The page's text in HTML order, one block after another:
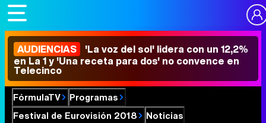
AUDIENCIAS 'La voz del sol' lidera con un 12,2%
en La 1 y 'Una receta para dos' no convence en
Telecinco
FórmulaTV
Programas
Festival de Eurovisión 2018
Noticias